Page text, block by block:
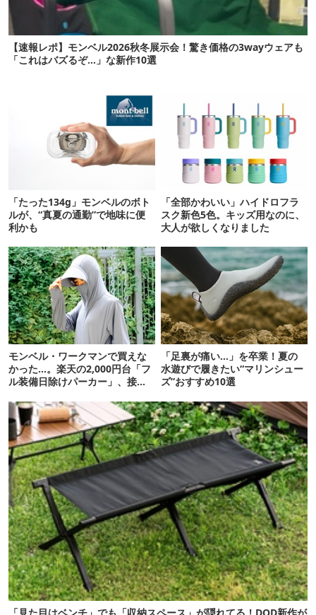
【速報レポ】モンベル2026秋冬展示会！驚き価格の3wayウェアも
「これはバズるぞ…」な新作10選
「たった134g」モンベルのボト
ルが、“真夏の通勤”で地味に便
利かも
「全部かわいい」ハイドロフラ
スク新色5色。キッズ用なのに、
大人が欲しくなりました
モンベル・ワークマンで買えな
かった…。楽天の2,000円台「フ
ル装備日除けパーカー」、接触
「足裏が痛い…」を卒業！夏の
水遊びで履きたい“マリンシュー
ズ”おすすめ10選